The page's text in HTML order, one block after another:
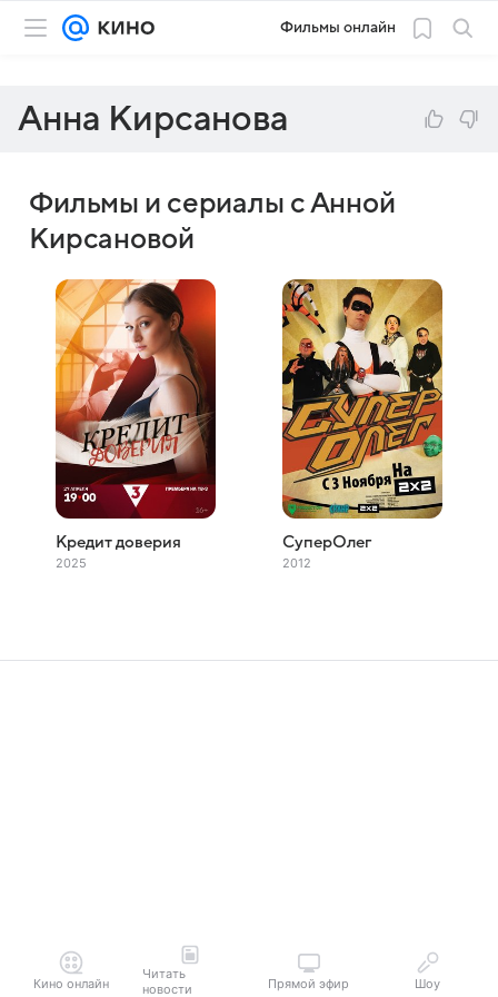
Фильмы онлайн
Анна Кирсанова
Фильмы и сериалы с Анной
Кирсановой
Кредит доверия
2025
СуперОлег
2012
Кино онлайн
Читать
новости
Прямой эфир Шоу